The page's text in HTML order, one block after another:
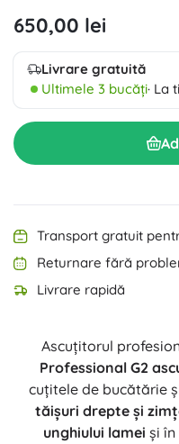
650,00 lei
Livrare gratuită
Ultimele 3 bucăți· La
Transport gratuit
Returnare fără
Livrare rapidă
Ascuțitorul
Professional G2
cuțitele de bucătărie
tăișuri drepte și
unghiului lamei și